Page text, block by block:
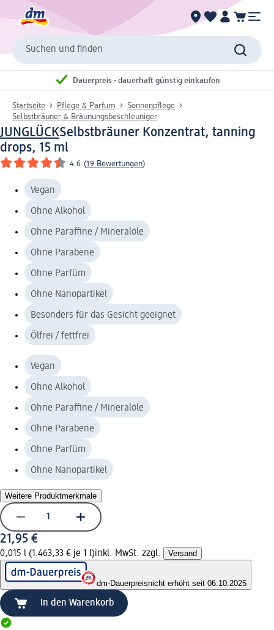
Suchen und finden
Dauerpreis - dauerhaft günstig einkaufen
Startseite Pflege & Parfum
Sonnenpflege
Selbstbräuner & Bräunungsbeschleuniger
JUNGLÜCKSelbstbräuner Konzentrat, tanning
drops, 15 ml
4.6 (19 Bewertungen)
Vegan
Ohne Alkohol
Ohne Paraffine / Mineralöle
Ohne Parabene
Ohne Parfüm
Ohne Nanopartikel
Besonders für das Gesicht geeignet
Ölfrei / fettfrei
Vegan
Ohne Alkohol
Ohne Paraffine / Mineralöle
Ohne Parabene
Ohne Parfüm
Ohne Nanopartikel
Weitere Produktmerkmale
21,95 €
0,015 l (1.463,33 € je 1 l)inkl. MwSt. zzgl. Versand
dm-Dauerpreisnicht erhöht seit 06.10.2025
In den Warenkorb